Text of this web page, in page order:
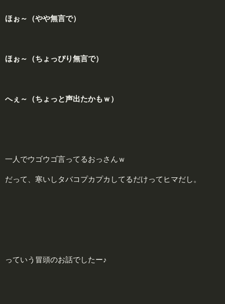
ほぉ～（やや無言で）
ほぉ～（ちょっぴり無言で）
へぇ～（ちょっと声出たかもｗ）
一人でウゴウゴ言ってるおっさんｗ
だって、寒いしタバコプカプカしてるだけってヒマだし。
っていう冒頭のお話でしたー♪